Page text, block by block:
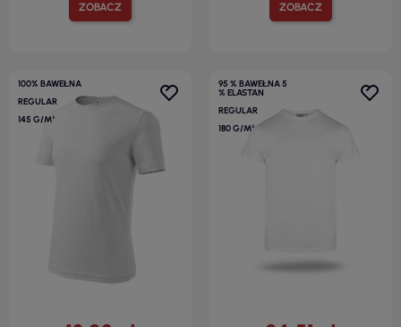
ZOBACZ ZOBACZ
100% BAWEŁNA
REGULAR
145 G/M²
95 % BAWEŁNA 5
% ELASTAN
REGULAR
180 G/M²